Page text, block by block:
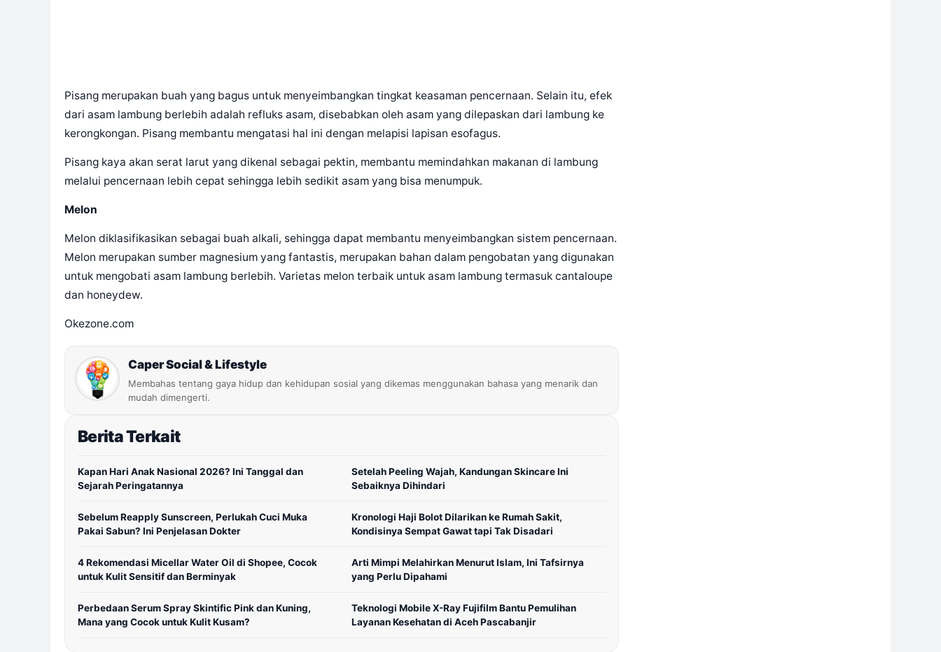
Pisang merupakan buah yang bagus untuk menyeimbangkan tingkat keasaman pencernaan. Selain itu, efek
dari asam lambung berlebih adalah refluks asam, disebabkan oleh asam yang dilepaskan dari lambung ke
kerongkongan. Pisang membantu mengatasi hal ini dengan melapisi lapisan esofagus.
Pisang kaya akan serat larut yang dikenal sebagai pektin, membantu memindahkan makanan di lambung
melalui pencernaan lebih cepat sehingga lebih sedikit asam yang bisa menumpuk.
Melon
Melon diklasifikasikan sebagai buah alkali, sehingga dapat membantu menyeimbangkan sistem pencernaan.
Melon merupakan sumber magnesium yang fantastis, merupakan bahan dalam pengobatan yang digunakan
untuk mengobati asam lambung berlebih. Varietas melon terbaik untuk asam lambung termasuk cantaloupe
dan honeydew.
Okezone.com
Caper Social & Lifestyle
Membahas tentang gaya hidup dan kehidupan sosial yang dikemas menggunakan bahasa yang menarik dan
mudah dimengerti.
Berita Terkait
Kapan Hari Anak Nasional 2026? Ini Tanggal dan
Sejarah Peringatannya
Setelah Peeling Wajah, Kandungan Skincare Ini
Sebaiknya Dihindari
Sebelum Reapply Sunscreen, Perlukah Cuci Muka
Pakai Sabun? Ini Penjelasan Dokter
Kronologi Haji Bolot Dilarikan ke Rumah Sakit,
Kondisinya Sempat Gawat tapi Tak Disadari
4 Rekomendasi Micellar Water Oil di Shopee, Cocok
untuk Kulit Sensitif dan Berminyak
Arti Mimpi Melahirkan Menurut Islam, Ini Tafsirnya
yang Perlu Dipahami
Perbedaan Serum Spray Skintific Pink dan Kuning,
Mana yang Cocok untuk Kulit Kusam?
Teknologi Mobile X-Ray Fujifilm Bantu Pemulihan
Layanan Kesehatan di Aceh Pascabanjir